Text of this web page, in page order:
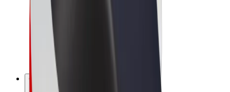
Bolt Drive
Bolt para empresas
Bicis
Bolt Plus
Colabora con Bolt